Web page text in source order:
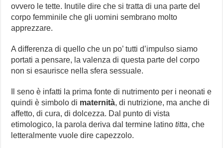
ovvero le tette. Inutile dire che si tratta di una parte del
corpo femminile che gli uomini sembrano molto
apprezzare.
A differenza di quello che un po’ tutti d’impulso siamo
portati a pensare, la valenza di questa parte del corpo
non si esaurisce nella sfera sessuale.
Il seno è infatti la prima fonte di nutrimento per i neonati e
quindi è simbolo di maternità, di nutrizione, ma anche di
affetto, di cura, di dolcezza. Dal punto di vista
etimologico, la parola deriva dal termine latinotitta, che
letteralmente vuole dire capezzolo.